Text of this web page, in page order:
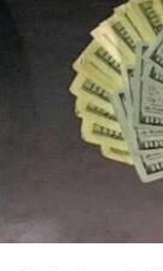
Paylaş
12 / 24